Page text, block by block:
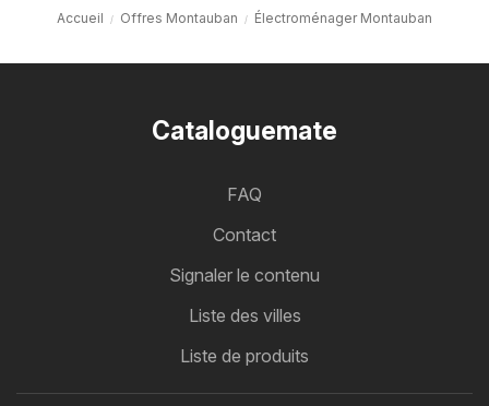
Accueil Offres Montauban Électroménager Montauban
Cataloguemate
FAQ
Contact
Signaler le contenu
Liste des villes
Liste de produits